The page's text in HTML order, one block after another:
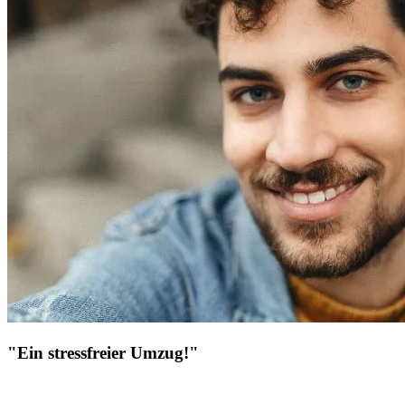
"Ein stressfreier Umzug!"